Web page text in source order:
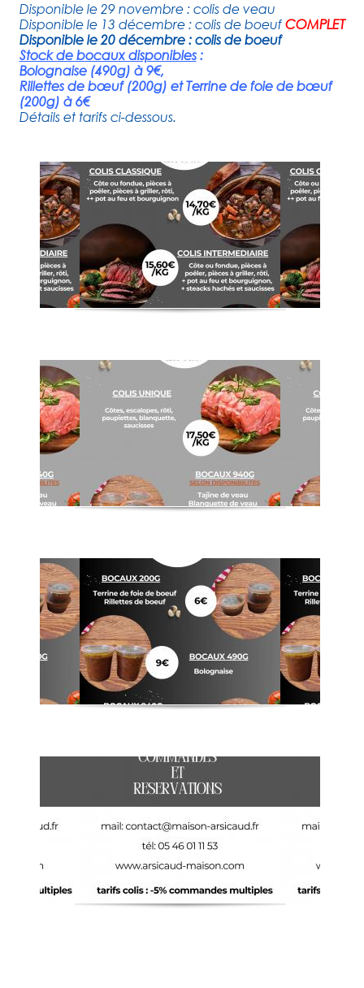
Disponible le 29 novembre : colis de veau
Disponible le 13 décembre : colis de boeufCOMPLET
Disponible le 20 décembre : colis de boeuf
Stock de bocaux disponibles:
Bolognaise (490g) à 9€,
Rillettes de bœuf (200g) et Terrine de foie de bœuf
(200g) à 6€
Détails et tarifs ci-dessous.